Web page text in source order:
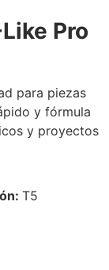
Pro
para piezas
y fórmula
y proyectos
T5